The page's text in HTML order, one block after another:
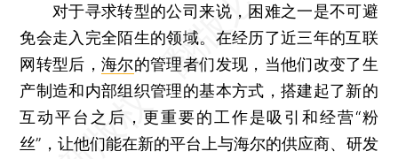
对于寻求转型的公司来说，困难之一是不可避
免会走入完全陌生的领域。在经历了近三年的互联
网转型后，海尔的管理者们发现，当他们改变了生
产制造和内部组织管理的基本方式，搭建起了新的
互动平台之后，更重要的工作是吸引和经营“粉
丝”，让他们能在新的平台上与海尔的供应商、研发